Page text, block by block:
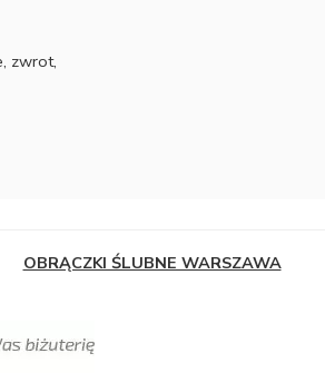
zwrot,
OBRĄCZKI ŚLUBNE WARSZAWA